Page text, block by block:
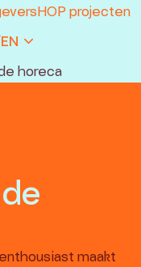
HOP projecten
horeca
maakt